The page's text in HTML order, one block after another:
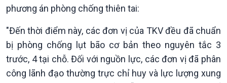
phương án phòng chống thiên tai:
"Đến thời điểm này, các đơn vị của TKV đều đã chuẩn
bị phòng chống lụt bão cơ bản theo nguyên tắc 3
trước, 4 tại chỗ. Đối với nguồn lực, các đơn vị đã phân
công lãnh đạo thường trực chỉ huy và lực lượng xung